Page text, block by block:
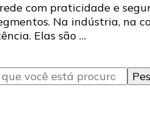
com praticidade e
Na indústria, na
Elas são …